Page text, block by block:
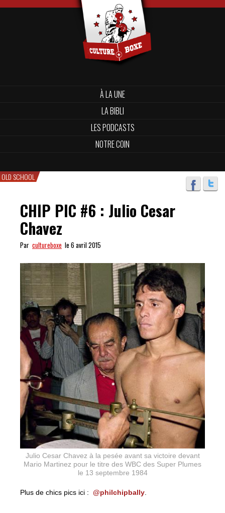
À LA UNE
LA BIBLI
LES PODCASTS
NOTRE COIN
OLD SCHOOL
CHIP PIC #6 : Julio Cesar
Chavez
Par cultureboxe le 6 avril 2015
Julio Cesar Chavez à la pesée avant sa victoire devant
Mario Martinez pour le titre des WBC des Super Plumes
le 13 septembre 1984
Plus de chics pics ici : @philchipbally